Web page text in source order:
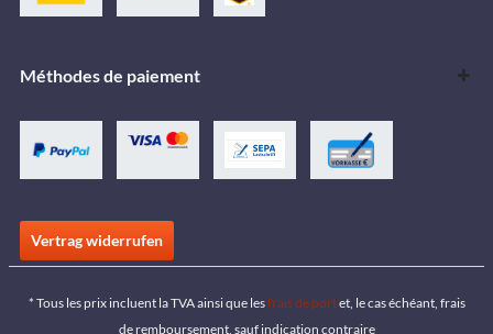
Méthodes de paiement
Vertrag widerrufen
* Tous les prix incluent la TVA ainsi que lesfrais de portet, le cas échéant, frais
de remboursement, sauf indication contraire